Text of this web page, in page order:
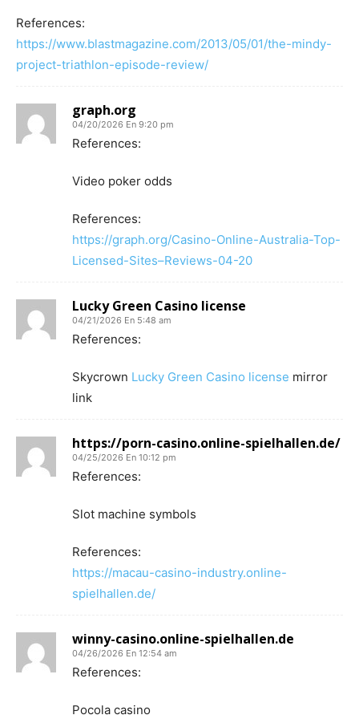
References:
https://www.blastmagazine.com/2013/05/01/the-mindy-
project-triathlon-episode-review/
graph.org
04/20/2026 En 9:20 pm
References:
Video poker odds
References:
https://graph.org/Casino-Online-Australia-Top-
Licensed-Sites–Reviews-04-20
Lucky Green Casino license
04/21/2026 En 5:48 am
References:
Skycrown Lucky Green Casino license mirror
link
https://porn-casino.online-spielhallen.de/
04/25/2026 En 10:12 pm
References:
Slot machine symbols
References:
https://macau-casino-industry.online-
spielhallen.de/
winny-casino.online-spielhallen.de
04/26/2026 En 12:54 am
References:
Pocola casino